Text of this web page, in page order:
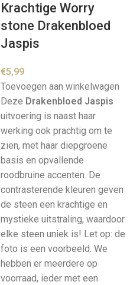
Krachtige Worry
stone Drakenbloed
Jaspis
€5,99
Toevoegen aan winkelwagen
Deze Drakenbloed Jaspis
uitvoering is naast haar
werking ook prachtig om te
zien, met haar diepgroene
basis en opvallende
roodbruine accenten. De
contrasterende kleuren geven
de steen een krachtige en
mystieke uitstraling, waardoor
elke steen uniek is! Let op: de
foto is een voorbeeld. We
hebben er meerdere op
voorraad, ieder met een